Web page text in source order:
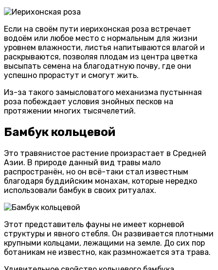
Если на своём пути иерихонская роза встречает
водоём или любое место с нормальным для жизни
уровнем влажности, листья напитываются влагой и
раскрываются, позволяя плодам из центра цветка
высыпать семена на благодатную почву, где они
успешно прорастут и смогут жить.
Из-за такого замысловатого механизма пустынная
роза побеждает условия знойных песков на
протяжении многих тысячелетий.
Бамбук кольцевой
Это травянистое растение произрастает в Средней
Азии. В природе данный вид травы мало
распространён, но он всё-таки стал известным
благодаря буддийским монахам, которые нередко
использовали бамбук в своих ритуалах.
Этот представитель фауны не имеет корневой
структуры и явного стебля. Он развивается плотными
крупными кольцами, лежащими на земле. До сих пор
ботаникам не известно, как размножается эта трава.